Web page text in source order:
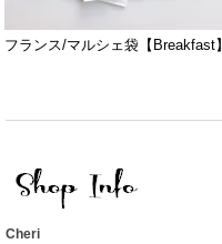
フランス/マルシェ袋【Breakfast】
Cheri